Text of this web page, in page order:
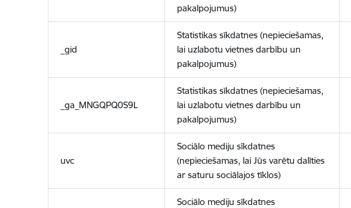
pakalpojumus)
_gid
Statistikas sīkdatnes (nepieciešamas,
lai uzlabotu vietnes darbību un
pakalpojumus)
_ga_MNGQPQ0S9L
Statistikas sīkdatnes (nepieciešamas,
lai uzlabotu vietnes darbību un
pakalpojumus)
uvc
Sociālo mediju sīkdatnes
(nepieciešamas, lai Jūs varētu dalīties
ar saturu sociālajos tīklos)
Sociālo mediju sīkdatnes